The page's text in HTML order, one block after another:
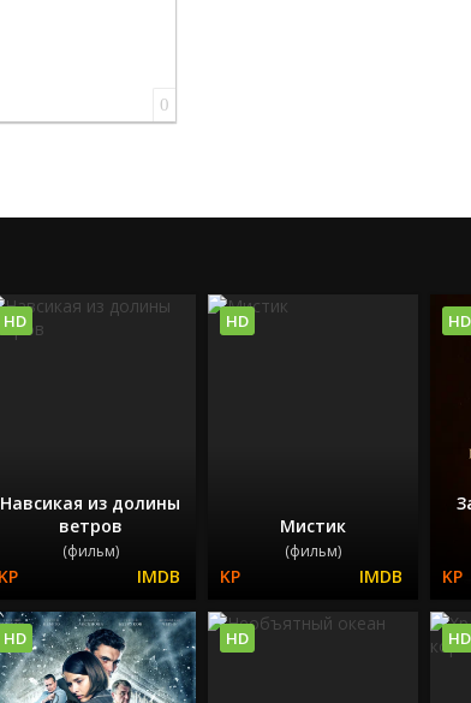
0
Навсикая из долины
ветров
(фильм)
HD
Мистик
(фильм)
HD HD
HD HD HD